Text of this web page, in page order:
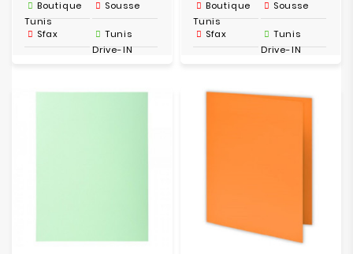
Boutique
Tunis
Sousse
Sfax
Tunis
Drive-IN
Boutique
Tunis
Sousse
Sfax
Tunis
Drive-IN